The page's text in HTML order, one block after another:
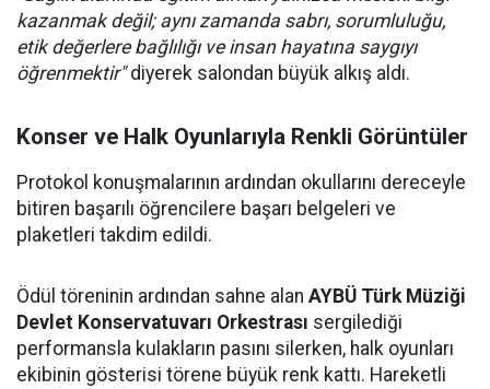
kazanmak değil; aynı zamanda sabrı, sorumluluğu,
etik değerlere bağlılığı ve insan hayatına saygıyı
öğrenmektir"diyerek salondan büyük alkış aldı.
Konser ve Halk Oyunlarıyla Renkli Görüntüler
Protokol konuşmalarının ardından okullarını dereceyle
bitiren başarılı öğrencilere başarı belgeleri ve
plaketleri takdim edildi.
Ödül töreninin ardından sahne alan AYBÜ Türk Müziği
Devlet Konservatuvarı Orkestrası sergilediği
performansla kulakların pasını silerken, halk oyunları
ekibinin gösterisi törene büyük renk kattı. Hareketli